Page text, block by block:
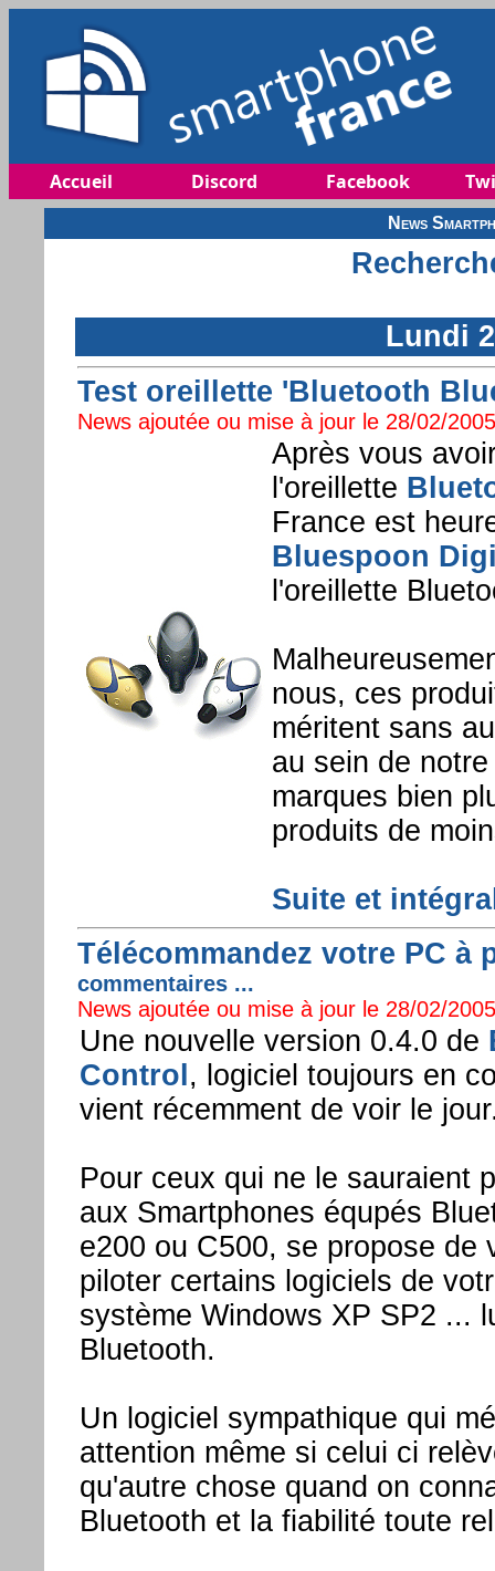
Accueil Discord Facebook
News
Lundi
Test oreillette 'Bluetooth
News ajoutée ou mise à jour le 28/02/
Après vous
l'oreillette
France est
Bluespoon
l'oreillette
nous, ces
méritent sans
au sein de
marques bien
produits de
Suite et
Télécommandez votre PC à
commentaires ...
News ajoutée ou mise à jour le 28/02/
Une nouvelle version 0.4.0 de
Control , logiciel toujours en
vient récemment de voir le
Pour ceux qui ne le sauraient
aux Smartphones équpés
e200 ou C500, se propose de
piloter certains logiciels de
système Windows XP SP2 ...
Bluetooth.
Un logiciel sympathique qui
attention même si celui ci
qu'autre chose quand on
Bluetooth et la fiabilité toute